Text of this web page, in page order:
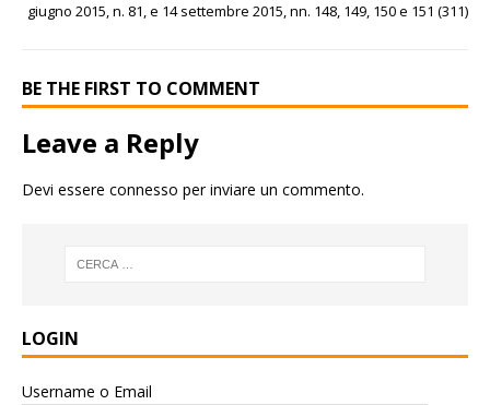
giugno 2015, n. 81, e 14 settembre 2015, nn. 148, 149, 150 e 151 (311)
BE THE FIRST TO COMMENT
Leave a Reply
Devi essere connesso per inviare un commento.
LOGIN
Username o Email